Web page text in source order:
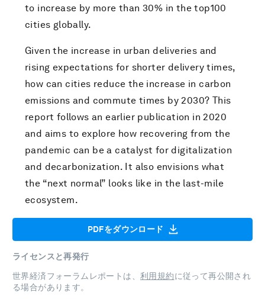
to increase by more than 30% in the top100
cities globally.
Given the increase in urban deliveries and
rising expectations for shorter delivery times,
how can cities reduce the increase in carbon
emissions and commute times by 2030? This
report follows an earlier publication in 2020
and aims to explore how recovering from the
pandemic can be a catalyst for digitalization
and decarbonization. It also envisions what
the “next normal” looks like in the last-mile
ecosystem.
PDFをダウンロード
ライセンスと再発行
世界経済フォーラムレポートは、 利用規約に従って再公開され
る場合があります。